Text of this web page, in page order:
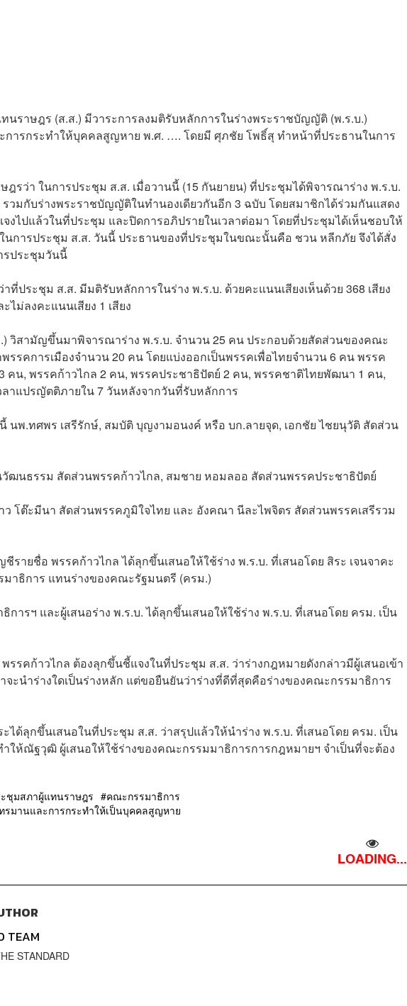
นราษฎร (ส.ส.) มีวาระการลงมติรับหลักการในร่างพระราชบัญญัติ (พ.ร.บ.)
การกระทำให้บุคคลสูญหาย พ.ศ. …. โดยมี ศุภชัย โพธิ์สุ ทำหน้าที่ประธานในการ
รว่า ในการประชุม ส.ส. เมื่อวานนี้ (15 กันยายน) ที่ประชุมได้พิจารณาร่าง พ.ร.บ.
วมกับร่างพระราชบัญญัติในทำนองเดียวกันอีก 3 ฉบับ โดยสมาชิกได้ร่วมกันแสดง
งไปแล้วในที่ประชุม และปิดการอภิปรายในเวลาต่อมา โดยที่ประชุมได้เห็นชอบให้
นการประชุม ส.ส. วันนี้ ประธานของที่ประชุมในขณะนั้นคือ ชวน หลีกภัย จึงได้สั่ง
รประชุมวันนี้
ที่ประชุม ส.ส. มีมติรับหลักการในร่าง พ.ร.บ. ด้วยคะแนนเสียงเห็นด้วย 368 เสียง
ไม่ลงคะแนนเสียง 1 เสียง
วิสามัญขึ้นมาพิจารณาร่าง พ.ร.บ. จำนวน 25 คน ประกอบด้วยสัดส่วนของคณะ
รคการเมืองจำนวน 20 คน โดยแบ่งออกเป็นพรรคเพื่อไทยจำนวน 6 คน พรรค
คน, พรรคก้าวไกล 2 คน, พรรคประชาธิปัตย์ 2 คน, พรรคชาติไทยพัฒนา 1 คน,
าแปรญัตติภายใน 7 วันหลังจากวันที่รับหลักการ
นพ.ทศพร เสรีรักษ์, สมบัติ บุญงามอนงค์ หรือ บก.ลายจุด, เอกชัย ไชยนุวัติ สัดส่วน
ฒนธรรม สัดส่วนพรรคก้าวไกล, สมชาย หอมลออ สัดส่วนพรรคประชาธิปัตย์
โต๊ะมีนา สัดส่วนพรรคภูมิใจไทย และ อังคณา นีละไพจิตร สัดส่วนพรรคเสรีรวม
ายชื่อ พรรคก้าวไกล ได้ลุกขึ้นเสนอให้ใช้ร่าง พ.ร.บ. ที่เสนอโดย สิระ เจนจาคะ
าธิการ แทนร่างของคณะรัฐมนตรี (ครม.)
ารฯ และผู้เสนอร่าง พ.ร.บ. ได้ลุกขึ้นเสนอให้ใช้ร่าง พ.ร.บ. ที่เสนอโดย ครม. เป็น
รคก้าวไกล ต้องลุกขึ้นชี้แจงในที่ประชุม ส.ส. ว่าร่างกฎหมายดังกล่าวมีผู้เสนอเข้า
ะนำร่างใดเป็นร่างหลัก แต่ขอยืนยันว่าร่างที่ดีที่สุดคือร่างของคณะกรรมาธิการ
ได้ลุกขึ้นเสนอในที่ประชุม ส.ส. ว่าสรุปแล้วให้นำร่าง พ.ร.บ. ที่เสนอโดย ครม. เป็น
ให้ณัฐวุฒิ ผู้เสนอให้ใช้ร่างของคณะกรรมมาธิการการกฎหมายฯ จำเป็นที่จะต้อง
ชุมสภาผู้แทนราษฎร
คณะกรรมาธิการ
มานและการกระทำให้เป็นบุคคลสูญหาย
LOADING...
TEAM
STANDARD